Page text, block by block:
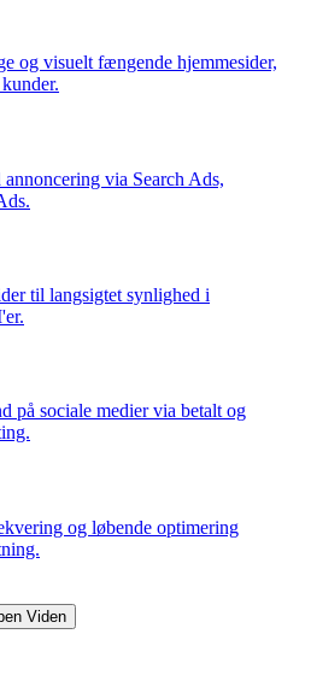
og visuelt fængende hjemmesider,
via Search Ads,
til langsigtet synlighed i
på sociale medier via betalt og
og løbende optimering
Viden